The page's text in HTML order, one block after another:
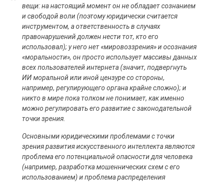
вещи: на настоящий момент он не обладает сознанием
и свободой воли (поэтому юридически считается
инструментом, а ответственность в случаях
правонарушений должен нести тот, кто его
использовал); у него нет «мировоззрения» и осознания
«моральности», он просто использует массивы данных
всех пользователей интернета (значит, подвергнуть
ИИ моральной или иной цензуре со стороны,
например, регулирующего органа крайне сложно); и
никто в мире пока толком не понимает, как именно
можно регулировать его развитие с законодательной
точки зрения.
Основными юридическими проблемами с точки
зрения развития искусственного интеллекта являются
проблема его потенциальной опасности для человека
(например, разработка мошеннических схем с его
использованием) и проблема распределения